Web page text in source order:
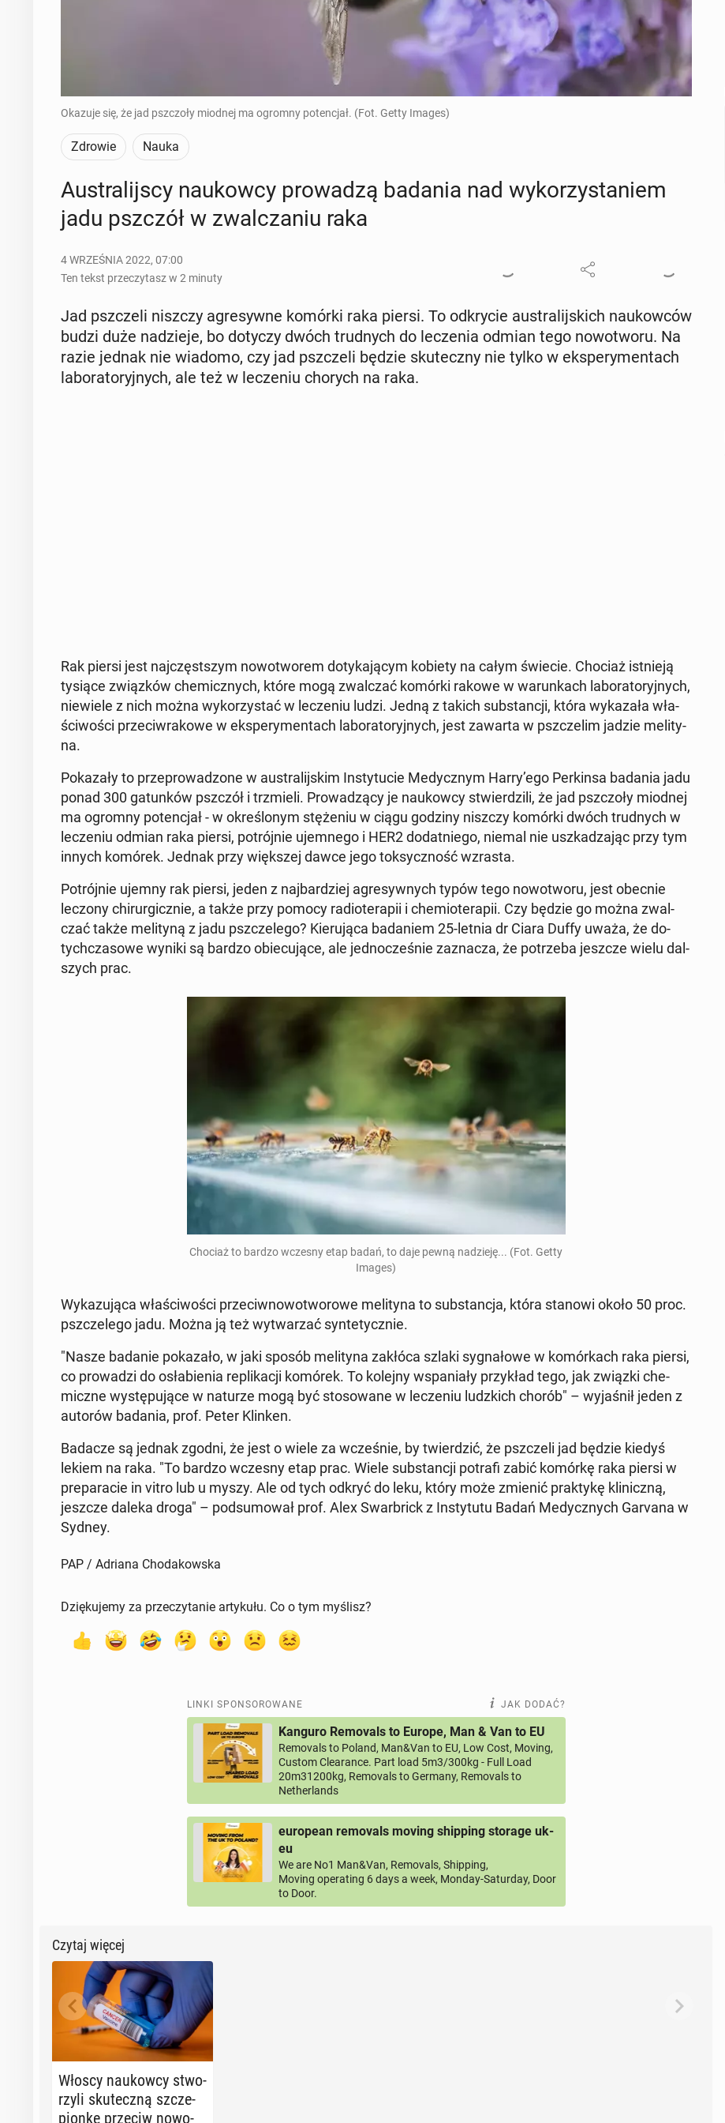
Okazuje się, że jad pszczoły miodnej ma ogromny potencjał. (Fot. Getty Images)
Zdrowie Nauka
Au­stra­lij­scy na­ukow­cy pro­wa­dzą badania nad wy­ko­rzy­sta­niem
jadu pszczół w zwal­cza­niu raka
4 WRZEŚNIA 2022, 07:00
Ten tekst przeczytasz w 2 minuty
Jad psz­cze­li niszczy agre­syw­ne komórki raka piersi. To od­kry­cie au­stra­lij­skich na­ukow­ców
budzi duże na­dzie­je, bo dotyczy dwóch trud­nych do le­cze­nia odmian tego no­wo­two­ru. Na
razie jednak nie wiadomo, czy jad psz­cze­li będzie sku­tecz­ny nie tylko w eks­pe­ry­men­tach
la­bo­ra­to­ryj­nych, ale też w le­cze­niu chorych na raka.
Rak piersi jest naj­częst­szym no­wo­two­rem do­ty­ka­ją­cym kobiety na całym świecie. Chociaż ist­nie­ją
tysiące związ­ków che­micz­nych, które mogą zwal­czać komórki rakowe w wa­run­kach la­bo­ra­to­ryj­nych,
nie­wie­le z nich można wy­ko­rzy­stać w le­cze­niu ludzi. Jedną z takich sub­stan­cji, która wy­ka­za­ła wła­
ści­wo­ści prze­ciw­ra­ko­we w eks­pe­ry­men­tach la­bo­ra­to­ryj­nych, jest zawarta w psz­cze­lim jadzie me­li­ty­
na.
Po­ka­za­ły to prze­pro­wa­dzo­ne w au­stra­lij­skim In­sty­tu­cie Me­dycz­nym Harry’ego Per­kin­sa badania jadu
ponad 300 ga­tun­ków pszczół i trzmie­li. Pro­wa­dzą­cy je na­ukow­cy stwier­dzi­li, że jad psz­czo­ły miodnej
ma ogromny po­ten­cjał - w okre­ślo­nym stę­że­niu w ciągu godziny niszczy komórki dwóch trud­nych w
le­cze­niu odmian raka piersi, po­trój­nie ujem­ne­go i HER2 do­dat­nie­go, niemal nie uszka­dza­jąc przy tym
innych komórek. Jednak przy więk­szej dawce jego tok­sycz­ność wzrasta.
Po­trój­nie ujemny rak piersi, jeden z naj­bar­dziej agre­syw­nych typów tego no­wo­two­ru, jest obecnie
leczony chi­rur­gicz­nie, a także przy pomocy ra­dio­te­ra­pii i che­mio­te­ra­pii. Czy będzie go można zwal­
czać także me­li­ty­ną z jadu psz­cze­le­go? Kie­ru­ją­ca ba­da­niem 25-letnia dr Ciara Duffy uważa, że do­
tych­cza­so­we wyniki są bardzo obie­cu­ją­ce, ale jed­no­cze­śnie za­zna­cza, że po­trze­ba jeszcze wielu dal­
szych prac.
Chociaż to bardzo wczesny etap badań, to daje pewną na­dzie­ję... (Fot. Getty
Images)
Wy­ka­zu­ją­ca wła­ści­wo­ści prze­ciw­no­wo­two­ro­we me­li­ty­na to sub­stan­cja, która stanowi około 50 proc.
psz­cze­le­go jadu. Można ją też wy­twa­rzać syn­te­tycz­nie.
"Nasze badanie po­ka­za­ło, w jaki sposób me­li­ty­na zakłóca szlaki sy­gna­ło­we w ko­mór­kach raka piersi,
co pro­wa­dzi do osła­bie­nia re­pli­ka­cji komórek. To kolejny wspa­nia­ły przy­kład tego, jak związki che­
micz­ne wy­stę­pu­ją­ce w naturze mogą być sto­so­wa­ne w le­cze­niu ludz­kich chorób" – wy­ja­śnił jeden z
autorów badania, prof. Peter Klinken.
Badacze są jednak zgodni, że jest o wiele za wcze­śnie, by twier­dzić, że psz­cze­li jad będzie kiedyś
lekiem na raka. "To bardzo wczesny etap prac. Wiele sub­stan­cji potrafi zabić komórkę raka piersi w
pre­pa­ra­cie in vitro lub u myszy. Ale od tych odkryć do leku, który może zmienić prak­ty­kę kli­nicz­ną,
jeszcze daleka droga" – pod­su­mo­wał prof. Alex Swar­brick z In­sty­tu­tu Badań Me­dycz­nych Garvana w
Sydney.
PAP / Adriana Chodakowska
Dziękujemy za przeczytanie artykułu. Co o tym myślisz?
LINKI SPONSOROWANE JAK DODAĆ?
Kanguro Removals to Europe, Man & Van to EU
Removals to Poland, Man&Van to EU, Low Cost, Moving,
Custom Clearance. Part load 5m3/300kg - Full Load
20m31200kg, Removals to Germany, Removals to
Netherlands
european removals moving shipping storage uk-
eu
We are No1 Man&Van, Removals, Shipping,
Moving operating 6 days a week, Monday-Saturday, Door
to Door.
Czytaj więcej
Włoscy na­ukow­cy stwo­
rzy­li sku­tecz­ną szcze­
pion­kę przeciw no­wo­